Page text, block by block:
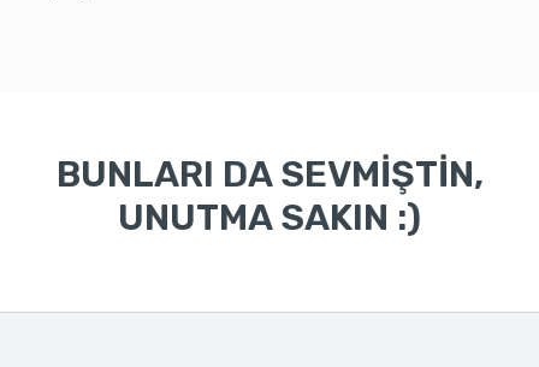
BUNLARI DA SEVMİŞTİN,
UNUTMA SAKIN :)